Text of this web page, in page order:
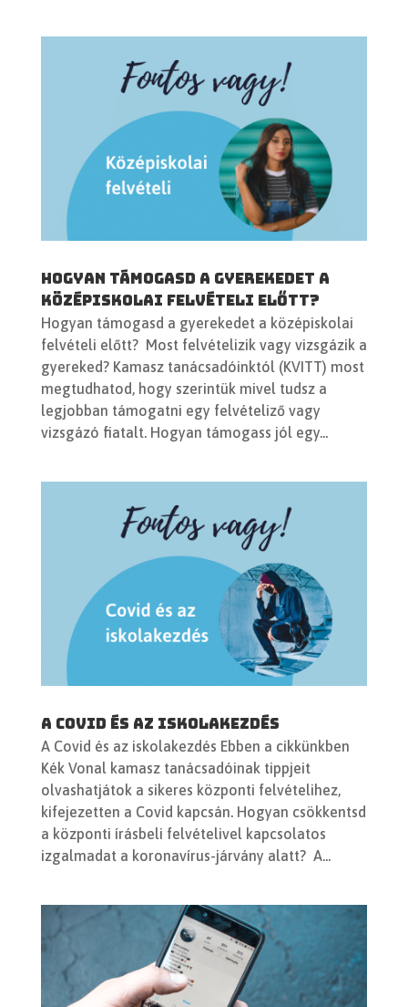
Hogyan támogasd a gyerekedet a
középiskolai felvételi előtt?
Hogyan támogasd a gyerekedet a középiskolai
felvételi előtt? Most felvételizik vagy vizsgázik a
gyereked? Kamasz tanácsadóinktól (KVITT) most
megtudhatod, hogy szerintük mivel tudsz a
legjobban támogatni egy felvételiző vagy
vizsgázó fiatalt. Hogyan támogass jól egy...
A Covid és az iskolakezdés
A Covid és az iskolakezdés Ebben a cikkünkben
Kék Vonal kamasz tanácsadóinak tippjeit
olvashatjátok a sikeres központi felvételihez,
kifejezetten a Covid kapcsán. Hogyan csökkentsd
a központi írásbeli felvételivel kapcsolatos
izgalmadat a koronavírus-járvány alatt? A...